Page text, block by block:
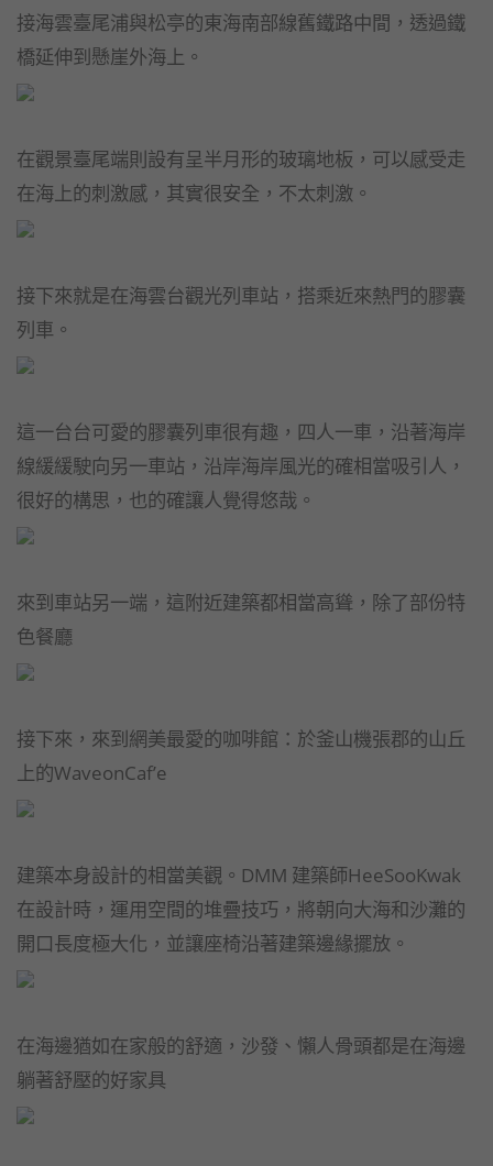
接海雲臺尾浦與松亭的東海南部線舊鐵路中間，透過鐵
橋延伸到懸崖外海上。
在觀景臺尾端則設有呈半月形的玻璃地板，可以感受走
在海上的刺激感，其實很安全，不太刺激。
接下來就是在海雲台觀光列車站，搭乘近來熱門的膠囊
列車。
這一台台可愛的膠囊列車很有趣，四人一車，沿著海岸
線緩緩駛向另一車站，沿岸海岸風光的確相當吸引人，
很好的構思，也的確讓人覺得悠哉。
來到車站另一端，這附近建築都相當高聳，除了部份特
色餐廳
接下來，來到網美最愛的咖啡館：於釜山機張郡的山丘
上的WaveonCaf’e
建築本身設計的相當美觀。DMM 建築師HeeSooKwak
在設計時，運用空間的堆疊技巧，將朝向大海和沙灘的
開口長度極大化，並讓座椅沿著建築邊緣擺放。
在海邊猶如在家般的舒適，沙發、懶人骨頭都是在海邊
躺著舒壓的好家具